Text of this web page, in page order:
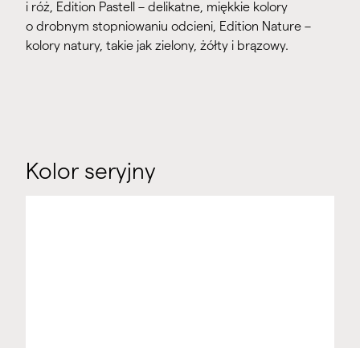
i róż, Edition Pastell – delikatne, miękkie kolory
o drobnym stopniowaniu odcieni, Edition Nature –
kolory natury, takie jak zielony, żółty i brązowy.
Kolor seryjny